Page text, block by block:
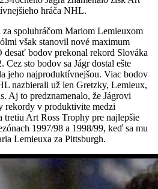
hráča NHL.
spoluhráčom Mariom Lemieuxom
však stanovil nové maximum
bodov prekonal rekord Slováka
Cez sto bodov sa Jágr dostal ešte
jeho najproduktívnejšou. Viac bodov
nazbierali už len Gretzky, Lemieux,
Aj to predznamenalo, že Jágrovi
rekordy v produktivite medzi
Art Ross Trophy pre najlepšie
1997/98 a 1998/99, keď sa mu
Lemieuxa za Pittsburgh.